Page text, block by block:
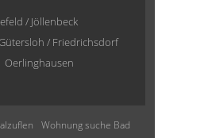
/ Jöllenbeck
Gütersloh / Friedrichsdorf
Oerlinghausen
Wohnung suche Bad